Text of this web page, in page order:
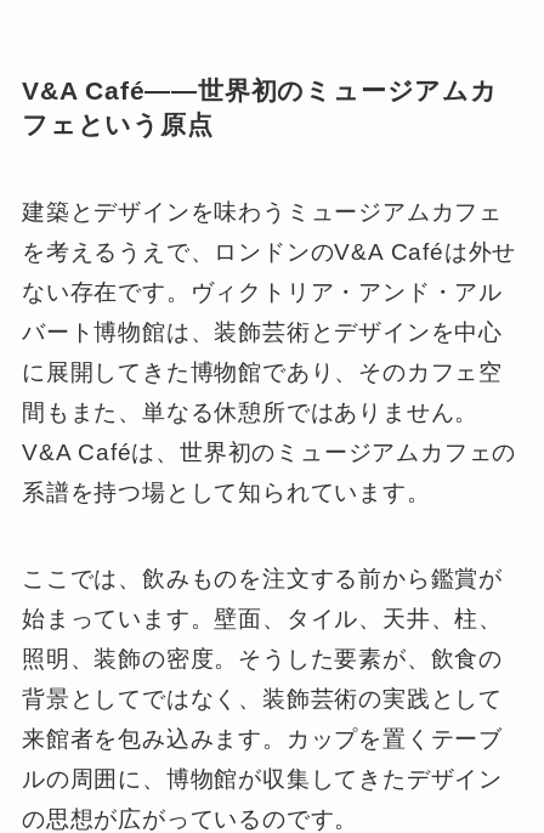
V&A Café――世界初のミュージアムカ
フェという原点
建築とデザインを味わうミュージアムカフェ
を考えるうえで、ロンドンのV&A Caféは外せ
ない存在です。ヴィクトリア・アンド・アル
バート博物館は、装飾芸術とデザインを中心
に展開してきた博物館であり、そのカフェ空
間もまた、単なる休憩所ではありません。
V&A Caféは、世界初のミュージアムカフェの
系譜を持つ場として知られています。
ここでは、飲みものを注文する前から鑑賞が
始まっています。壁面、タイル、天井、柱、
照明、装飾の密度。そうした要素が、飲食の
背景としてではなく、装飾芸術の実践として
来館者を包み込みます。カップを置くテーブ
ルの周囲に、博物館が収集してきたデザイン
の思想が広がっているのです。